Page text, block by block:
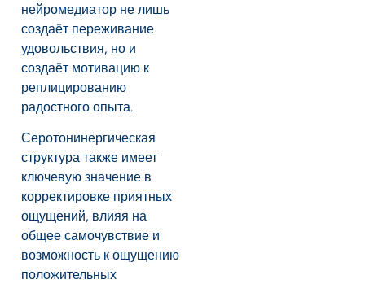
нейромедиатор не лишь
создаёт переживание
удовольствия, но и
создаёт мотивацию к
реплицированию
радостного опыта.
Серотонинергическая
структура также имеет
ключевую значение в
корректировке приятных
ощущений, влияя на
общее самочувствие и
возможность к ощущению
положительных